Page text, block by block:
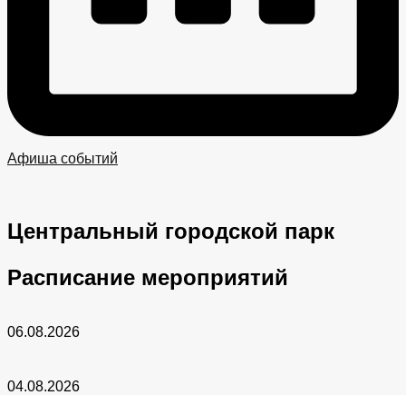
Афиша событий
Центральный городской парк​
Расписание мероприятий
06.08.2026
04.08.2026